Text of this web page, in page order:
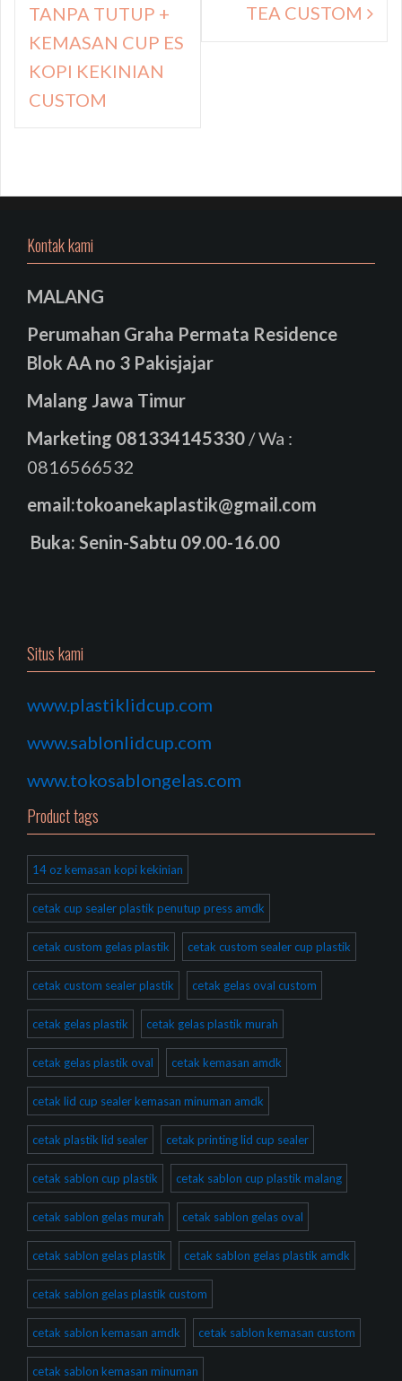
TANPA TUTUP +
KEMASAN CUP ES
KOPI KEKINIAN
CUSTOM
TEA CUSTOM
Kontak kami
MALANG
Perumahan Graha Permata Residence
Blok AA no 3 Pakisjajar
Malang Jawa Timur
Marketing 081334145330 / Wa :
0816566532
email:tokoanekaplastik@gmail.com
Buka: Senin-Sabtu 09.00-16.00
Situs kami
www.plastiklidcup.com
www.sablonlidcup.com
www.tokosablongelas.com
Product tags
14 oz kemasan kopi kekinian
cetak cup sealer plastik penutup press amdk
cetak custom gelas plastik cetak custom sealer cup plastik
cetak custom sealer plastik cetak gelas oval custom
cetak gelas plastik cetak gelas plastik murah
cetak gelas plastik oval cetak kemasan amdk
cetak lid cup sealer kemasan minuman amdk
cetak plastik lid sealer cetak printing lid cup sealer
cetak sablon cup plastik cetak sablon cup plastik malang
cetak sablon gelas murah cetak sablon gelas oval
cetak sablon gelas plastik cetak sablon gelas plastik amdk
cetak sablon gelas plastik custom
cetak sablon kemasan amdk cetak sablon kemasan custom
cetak sablon kemasan minuman